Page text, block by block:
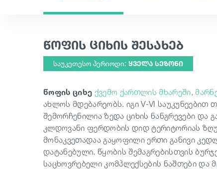
წოფის ციხის შესახებ
საუკეთესო პერიოდი: ᲧᲕᲔᲚᲐ ᲡᲔᲖᲝᲜᲘ
წოფის ციხე ქვემო ქართლის მხარეში,
ახლოს მდებარეობს. იგი V-VI საუკუნეებით
შემორჩენილია ზედა ციხის ნანგრევები და
კლდოვანი ფერდობის დიდ ტერიტორიას
მონაკვეთადაა გაყოფილი ერთი განივი
დატანებული. წყობის შემაგრებისთვის
საცხოვრებელი კომპლექსების ნაშთები და